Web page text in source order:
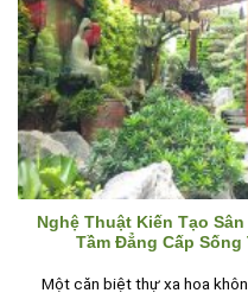
Nghệ Thuật Kiến Tạo
Tầm Đẳng Cấp
Một căn biệt thự xa hoa